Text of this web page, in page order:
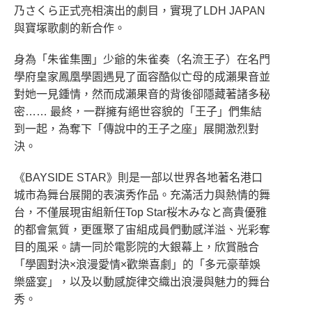
乃さくら正式亮相演出的劇目，實現了LDH JAPAN
與寶塚歌劇的新合作。
身為「朱雀集團」少爺的朱雀奏（名流王子）在名門
學府皇家鳳凰學園遇見了面容酷似亡母的成瀨果音並
對她一見鍾情，然而成瀨果音的背後卻隱藏著諸多秘
密…… 最終，一群擁有絕世容貌的「王子」們集結
到一起，為奪下「傳說中的王子之座」展開激烈對
決。
《BAYSIDE STAR》則是一部以世界各地著名港口
城市為舞台展開的表演秀作品。充滿活力與熱情的舞
台，不僅展現宙組新任Top Star桜木みなと高貴優雅
的都會氣質，更匯聚了宙組成員們動感洋溢、光彩奪
目的風采。請一同於電影院的大銀幕上，欣賞融合
「學園對決×浪漫愛情×歡樂喜劇」的「多元豪華娛
樂盛宴」，以及以動感旋律交織出浪漫與魅力的舞台
秀。